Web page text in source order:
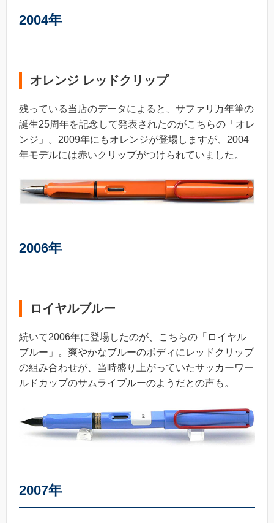
2004年
オレンジ レッドクリップ
残っている当店のデータによると、サファリ万年筆の
誕生25周年を記念して発表されたのがこちらの「オレ
ンジ」。2009年にもオレンジが登場しますが、2004
年モデルには赤いクリップがつけられていました。
2006年
ロイヤルブルー
続いて2006年に登場したのが、こちらの「ロイヤル
ブルー」。爽やかなブルーのボディにレッドクリップ
の組み合わせが、当時盛り上がっていたサッカーワー
ルドカップのサムライブルーのようだとの声も。
2007年